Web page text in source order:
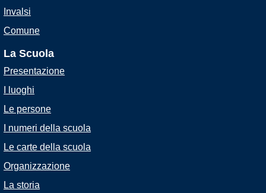
Invalsi
Comune
La Scuola
Presentazione
I luoghi
Le persone
I numeri della scuola
Le carte della scuola
Organizzazione
La storia